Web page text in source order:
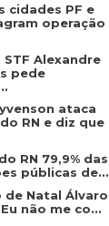
cidades PF e
operação
Alexandre
pede
ataca
RN e diz que
RN 79,9% das
públicas de...
Natal Álvaro
não me co...